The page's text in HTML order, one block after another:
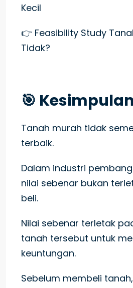
Kecil
👉 Feasibility Study
Tidak?
🎯 Kesimpulan
Tanah murah tidak
terbaik.
Dalam industri
nilai sebenar bukan
beli.
Nilai sebenar terletak
tanah tersebut untuk
keuntungan.
Sebelum membeli